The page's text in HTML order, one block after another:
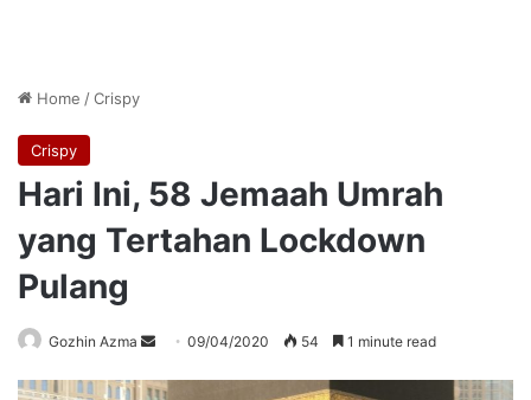
Home /Crispy
Crispy
Hari Ini, 58 Jemaah Umrah
yang Tertahan Lockdown
Pulang
Gozhin Azma
Send09/04/2020 54 1 minute read